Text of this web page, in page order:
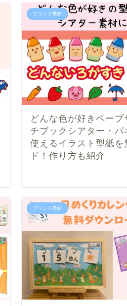
プリント教材
どんな色が好きペープ
チブックシアター・パ
使えるイラスト型紙を
ド！作り方も紹介
プリント教材